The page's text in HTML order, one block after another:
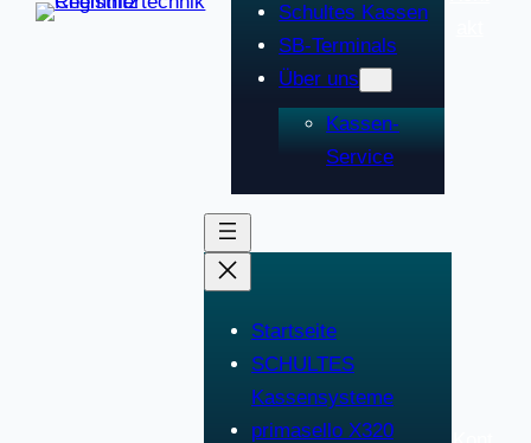
Schultes Kassen
SB-Terminals
Über uns
Kassen-
Service
Startseite
SCHULTES
Kassensysteme
primasello X320